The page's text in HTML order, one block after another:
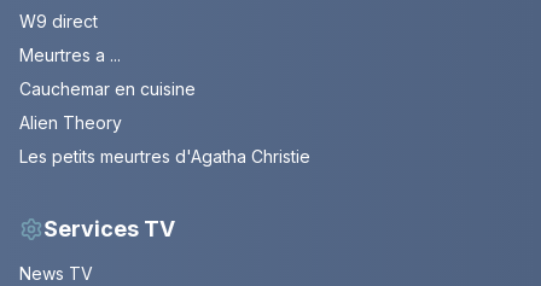
W9 direct
Meurtres a ...
Cauchemar en cuisine
Alien Theory
Les petits meurtres d'Agatha Christie
Services TV
News TV